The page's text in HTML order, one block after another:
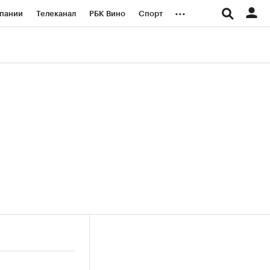
Телеканал РБК Вино Спорт ...